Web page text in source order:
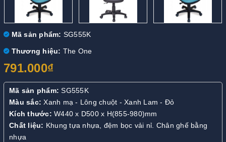
Mã sản phẩm: SG555K
Thương hiệu: The One
791.000₫
Mã sản phẩm: SG555K
Màu sắc: Xanh mạ - Lông chuột - Xanh Lam - Đỏ
Kích thước: W440 x D500 x H(855-980)mm
Chất liệu: Khung tựa nhựa, đệm bọc vải nỉ. Chân ghế bằng
nhựa